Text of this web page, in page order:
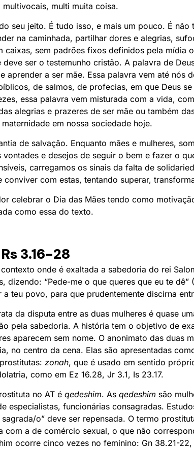
multi muita coisa.
seu jeito. É tudo isso, e mais um pouco. É
na caminhada, partilhar dores e alegrias,
caixas, sem padrões fixos definidos pela mídia
ser o testemunho cristão. A palavra de
aprender a ser mãe. Essa palavra vem até nós
de salmos, de profecias, em que Deus
essa palavra vem misturada com a vida,
alegrias e prazeres de ser mãe ou também
em nossa sociedade hoje.
de salvação. Enquanto mães e mulheres,
vontades e desejos de seguir o bem e fazer o
carregamos os sinais da falta de
conviver com estas, tentando superar,
celebrar o Dia das Mães tendo como
como essa do texto.
3.16-28
onde é exaltada a sabedoria do rei
dizendo: “Pede-me o que queres que eu te
teu povo, para que prudentemente discirna
da disputa entre as duas mulheres é quase
pela sabedoria. A história tem o objetivo de
aparecem sem nome. O anonimato das duas
no centro da cena. Elas são apresentadas
zonah, que é usado em sentido
como em Ez 16.28, Jr 3.1, Is 23.17.
no AT é qedeshim. As qedeshim são
especialistas, funcionárias consagradas.
o” deve ser repensada. O termo
com a de comércio sexual, o que não
ocorre cinco vezes no feminino: Gn 38.21-